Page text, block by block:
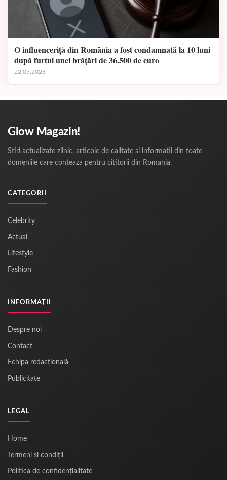
O influenceriță din România a fost condamnată la 10 luni
după furtul unei brățări de 36.500 de euro
22.07.2026
Glow Magazin!
Stiri actualizate zilnic, articole de calitate si informatii din toate
domeniile care conteaza pentru cititorii din Romania.
CATEGORII
Celebrity
Actual
Lifestyle
Fashion
INFORMAȚII
Despre noi
Contact
Echipa redacțională
Publicitate
LEGAL
Home
Termeni și condiții
Politica de confidențialitate